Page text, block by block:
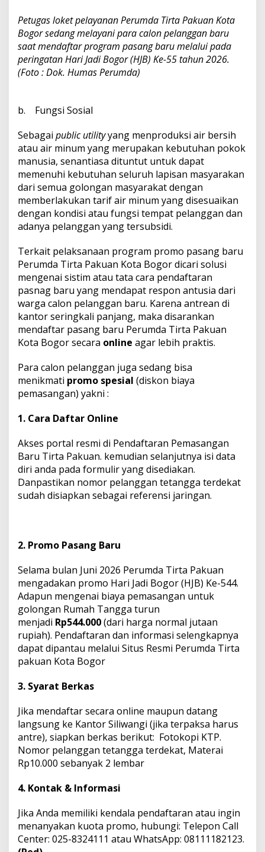
Petugas loket pelayanan Perumda Tirta Pakuan Kota
Bogor sedang melayani para calon pelanggan baru
saat mendaftar program pasang baru melalui pada
peringatan Hari Jadi Bogor (HJB) Ke-55 tahun 2026.
(Foto : Dok. Humas Perumda)
b. Fungsi Sosial
Sebagai public utilityyang menproduksi air bersih
atau air minum yang merupakan kebutuhan pokok
manusia, senantiasa dituntut untuk dapat
memenuhi kebutuhan seluruh lapisan masyarakan
dari semua golongan masyarakat dengan
memberlakukan tarif air minum yang disesuaikan
dengan kondisi atau fungsi tempat pelanggan dan
adanya pelanggan yang tersubsidi.
Terkait pelaksanaan program promo pasang baru
Perumda Tirta Pakuan Kota Bogor dicari solusi
mengenai sistim atau tata cara pendaftaran
pasnag baru yang mendapat respon antusia dari
warga calon pelanggan baru. Karena antrean di
kantor seringkali panjang, maka disarankan
mendaftar pasang baru Perumda Tirta Pakuan
Kota Bogor secara online agar lebih praktis.
Para calon pelanggan juga sedang bisa
menikmati promo spesial (diskon biaya
pemasangan) yakni :
1. Cara Daftar Online
Akses portal resmi di Pendaftaran Pemasangan
Baru Tirta Pakuan. kemudian selanjutnya isi data
diri anda pada formulir yang disediakan.
Danpastikan nomor pelanggan tetangga terdekat
sudah disiapkan sebagai referensi jaringan.
2. Promo Pasang Baru
Selama bulan Juni 2026 Perumda Tirta Pakuan
mengadakan promo Hari Jadi Bogor (HJB) Ke-544.
Adapun mengenai biaya pemasangan untuk
golongan Rumah Tangga turun
menjadi Rp544.000(dari harga normal jutaan
rupiah). Pendaftaran dan informasi selengkapnya
dapat dipantau melalui Situs Resmi Perumda Tirta
pakuan Kota Bogor
3. Syarat Berkas
Jika mendaftar secara online maupun datang
langsung ke Kantor Siliwangi (jika terpaksa harus
antre), siapkan berkas berikut: Fotokopi KTP.
Nomor pelanggan tetangga terdekat, Materai
Rp10.000 sebanyak 2 lembar
4. Kontak & Informasi
Jika Anda memiliki kendala pendaftaran atau ingin
menanyakan kuota promo, hubungi: Telepon Call
Center: 025-8324111 atau WhatsApp: 08111182123.